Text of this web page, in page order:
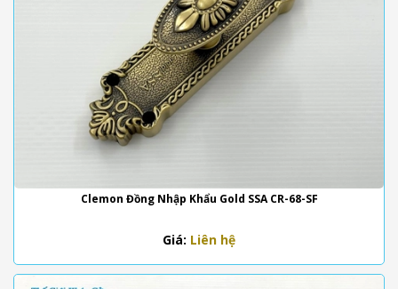
Clemon Đồng Nhập Khẩu Gold SSA CR-68-SF
Giá: Liên hệ